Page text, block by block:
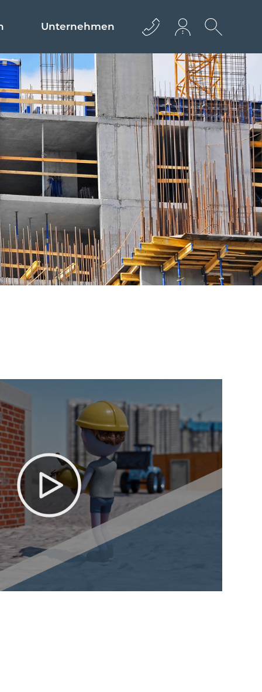
Unternehmen
+43 512 362233
info@euro­bau.com
inndata